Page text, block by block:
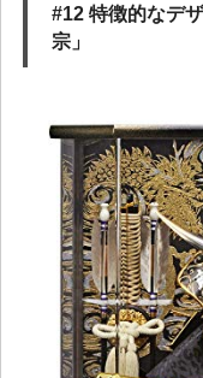
#12 特徴的なデ
宗」